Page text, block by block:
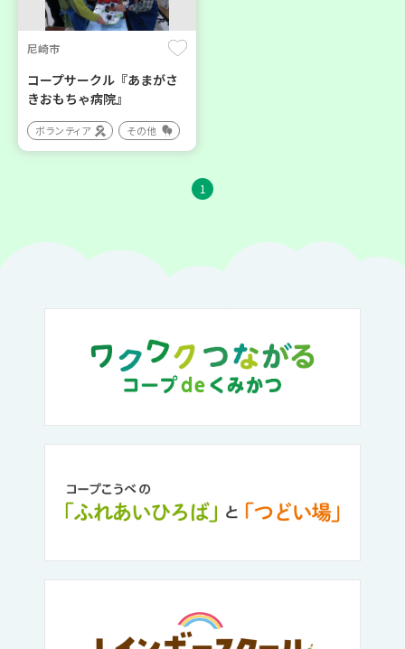
尼崎市
コープサークル『あまがさ
きおもちゃ病院』
ボランティア その他
1